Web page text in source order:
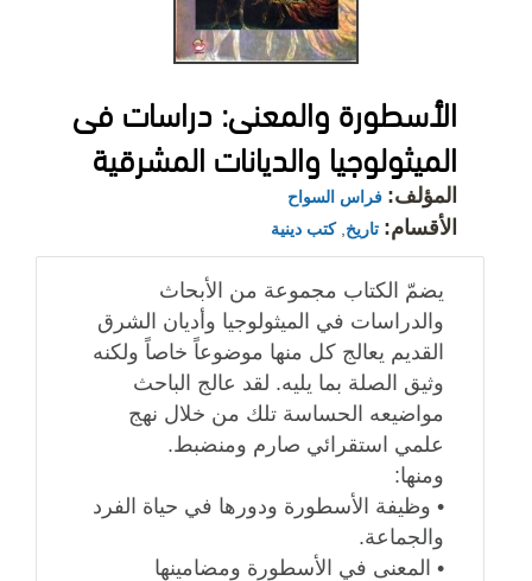
الأسطورة والمعنى: دراسات فى
الميثولوجيا والديانات المشرقية
المؤلف: فراس السواح
الأقسام: تاريخ ,كتب دينية
يضمّ الكتاب مجموعة من الأبحاث
والدراسات في الميثولوجيا وأديان الشرق
القديم يعالج كل منها موضوعاً خاصاً ولكنه
وثيق الصلة بما يليه. لقد عالج الباحث
مواضيعه الحساسة تلك من خلال نهج
علمي استقرائي صارم ومنضبط.
ومنها:
• وظيفة الأسطورة ودورها في حياة الفرد
والجماعة.
• المعنى في الأسطورة ومضامينها